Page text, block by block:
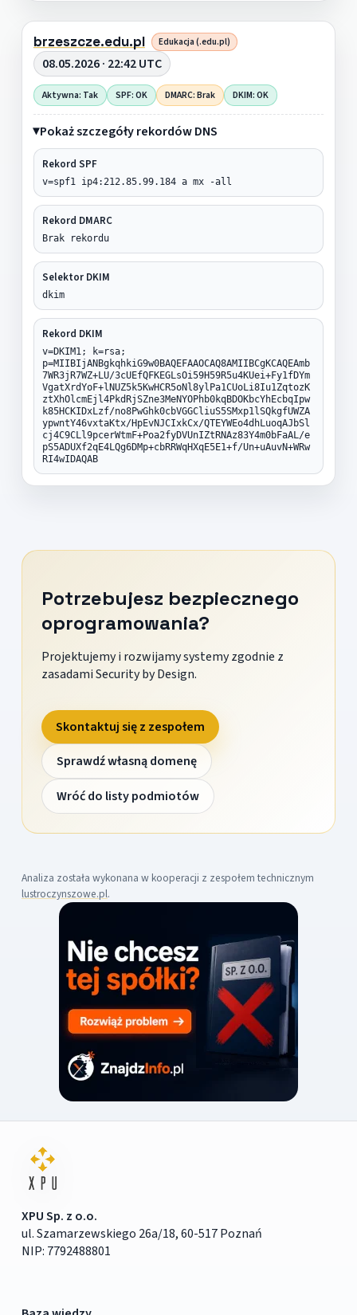
brzeszcze.edu.pl Edukacja (.edu.pl)
08.05.2026 · 22:42 UTC
Aktywna: Tak SPF: OK DMARC: Brak DKIM: OK
Pokaż szczegóły rekordów DNS
Rekord SPF
v=spf1 ip4:212.85.99.184 a mx -all
Rekord DMARC
Brak rekordu
Selektor DKIM
dkim
Rekord DKIM
v=DKIM1; k=rsa;
p=MIIBIjANBgkqhkiG9w0BAQEFAAOCAQ8AMIIBCgKCAQEAmb
7WR3jR7WZ+LU/3cUEfQFKEGLsOi59H59R5u4KUei+Fy1fDYm
VgatXrdYoF+lNUZ5k5KwHCR5oNl8ylPa1CUoLi8Iu1ZqtozK
ztXhOlcmEjl4PkdRjSZne3MeNYOPhb0kqBDOKbcYhEcbqIpw
k85HCKIDxLzf/no8PwGhk0cbVGGCliuS5SMxp1lSQkgfUWZA
ypwntY46vxtaKtx/HpEvNJCIxkCx/QTEYWEo4dhLuoqAJbSl
cj4C9CLl9pcerWtmF+Poa2fyDVUnIZtRNAz83Y4m0bFaAL/e
pS5ADUXf2qE4LQg6DMp+cbRRWqHXqE5E1+f/Un+uAuvN+WRw
RI4wIDAQAB
Potrzebujesz bezpiecznego
oprogramowania?
Projektujemy i rozwijamy systemy zgodnie z
zasadami Security by Design.
Skontaktuj się z zespołem
Sprawdź własną domenę
Wróć do listy podmiotów
Analiza została wykonana w kooperacji z zespołem technicznym
lustroczynszowe.pl.
XPU Sp. z o.o.
ul. Szamarzewskiego 26a/18, 60-517 Poznań
NIP: 7792488801